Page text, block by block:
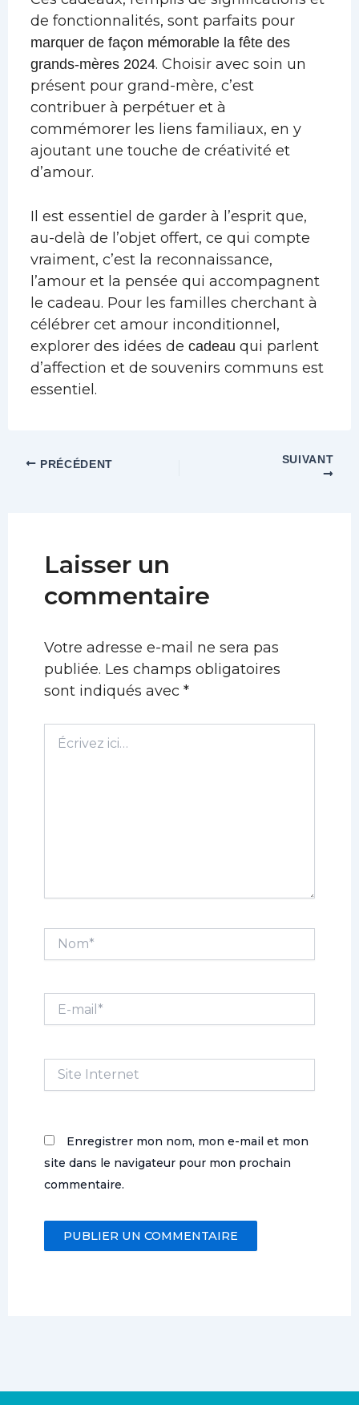
de fonctionnalités, sont parfaits pour
marquer de façon mémorable la fête des
grands-mères 2024. Choisir avec soin un
présent pour grand-mère, c’est
contribuer à perpétuer et à
commémorer les liens familiaux, en y
ajoutant une touche de créativité et
d’amour.
Il est essentiel de garder à l’esprit que,
au-delà de l’objet offert, ce qui compte
vraiment, c’est la reconnaissance,
l’amour et la pensée qui accompagnent
le cadeau. Pour les familles cherchant à
célébrer cet amour inconditionnel,
explorer des idées de cadeau qui parlent
d’affection et de souvenirs communs est
essentiel.
PRÉCÉDENT SUIVANT
Laisser un
commentaire
Votre adresse e-mail ne sera pas
publiée. Les champs obligatoires
sont indiqués avec *
ici…
Nom*
mail*
Site
Internet
Enregistrer mon nom, mon e-mail et mon
site dans le navigateur pour mon prochain
commentaire.